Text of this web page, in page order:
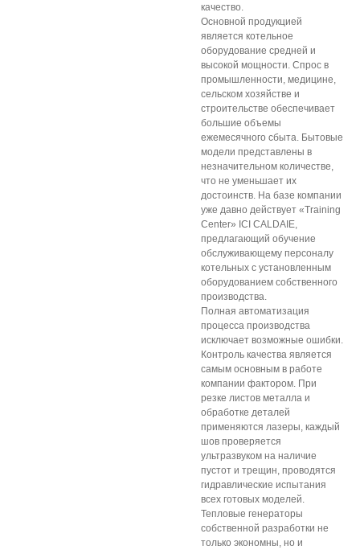
качество.
Основной продукцией
является котельное
оборудование средней и
высокой мощности. Спрос в
промышленности, медицине,
сельском хозяйстве и
строительстве обеспечивает
большие объемы
ежемесячного сбыта. Бытовые
модели представлены в
незначительном количестве,
что не уменьшает их
достоинств. На базе компании
уже давно действует «Training
Center» ICI CALDAIE,
предлагающий обучение
обслуживающему персоналу
котельных с установленным
оборудованием собственного
производства.
Полная автоматизация
процесса производства
исключает возможные ошибки.
Контроль качества является
самым основным в работе
компании фактором. При
резке листов металла и
обработке деталей
применяются лазеры, каждый
шов проверяется
ультразвуком на наличие
пустот и трещин, проводятся
гидравлические испытания
всех готовых моделей.
Тепловые генераторы
собственной разработки не
только экономны, но и